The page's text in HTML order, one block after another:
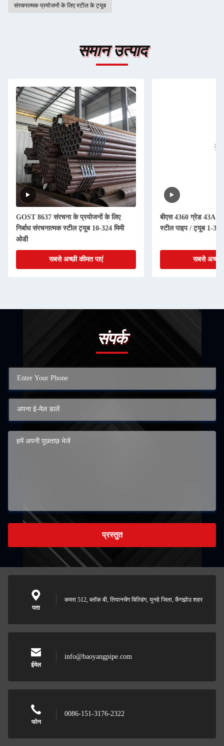
संरचनात्मक प्रयोजनों के लिए स्टील के ट्यूब
समान उत्पाद
GOST 8637 संरचना के प्रयोजनों के लिए
निर्बाध संरचनात्मक स्टील ट्यूब 10-324 मिमी
ओडी
सबसे अच्छी कीमत पाएं
बीएस 4360 ग्रेड 43A
स्टील पाइप / ट्यूब 1-30
सबसे अच्छी
संपर्क
प्रस्तुत
पता
कमरा 512, ब्लॉक बी, तियानचेंग बिल्डिंग, युनहे जिला, कैंगझोउ शहर
ईमेल
info@baoyangpipe.com
फोन
0086-151-3176-2322